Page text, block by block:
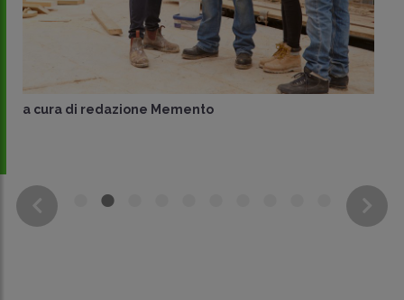
a cura di redazione Memento